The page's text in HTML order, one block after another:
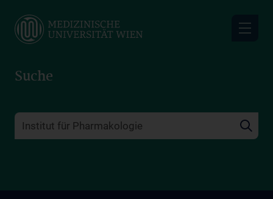
main
Suche